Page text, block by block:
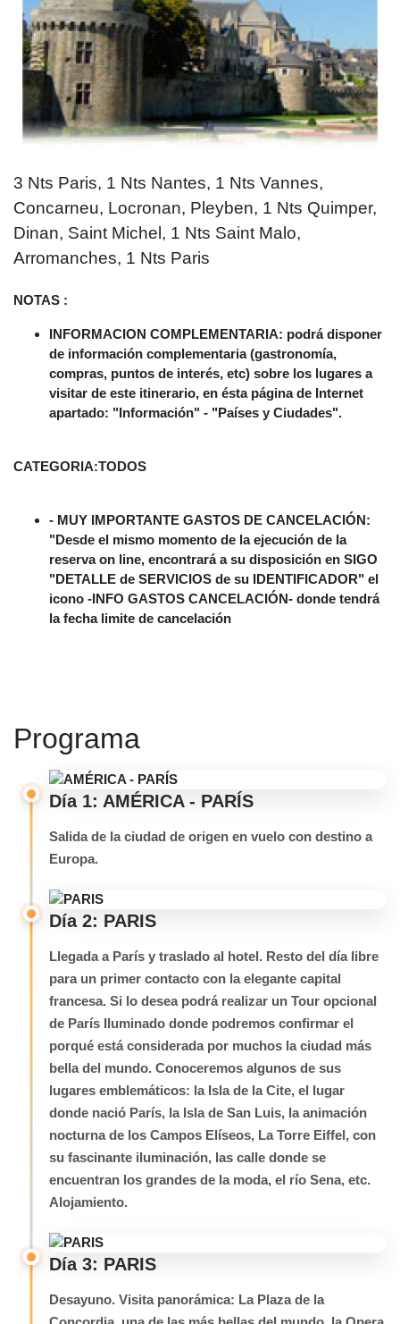
3 Nts Paris, 1 Nts Nantes, 1 Nts Vannes,
Concarneu, Locronan, Pleyben, 1 Nts Quimper,
Dinan, Saint Michel, 1 Nts Saint Malo,
Arromanches, 1 Nts Paris
NOTAS :
INFORMACION COMPLEMENTARIA: podrá disponer
de información complementaria (gastronomía,
compras, puntos de interés, etc) sobre los lugares a
visitar de este itinerario, en ésta página de Internet
apartado: "Información" - "Países y Ciudades".
CATEGORIA:TODOS
- MUY IMPORTANTE GASTOS DE CANCELACIÓN:
"Desde el mismo momento de la ejecución de la
reserva on line, encontrará a su disposición en SIGO
"DETALLE de SERVICIOS de su IDENTIFICADOR" el
icono -INFO GASTOS CANCELACIÓN- donde tendrá
la fecha limite de cancelación
Programa
Día 1: AMÉRICA - PARÍS
Salida de la ciudad de origen en vuelo con destino a
Europa.
Día 2: PARIS
Llegada a París y traslado al hotel. Resto del día libre
para un primer contacto con la elegante capital
francesa. Si lo desea podrá realizar un Tour opcional
de París Iluminado donde podremos confirmar el
porqué está considerada por muchos la ciudad más
bella del mundo. Conoceremos algunos de sus
lugares emblemáticos: la Isla de la Cite, el lugar
donde nació París, la Isla de San Luis, la animación
nocturna de los Campos Elíseos, La Torre Eiffel, con
su fascinante iluminación, las calle donde se
encuentran los grandes de la moda, el río Sena, etc.
Alojamiento.
Día 3: PARIS
Desayuno. Visita panorámica: La Plaza de la